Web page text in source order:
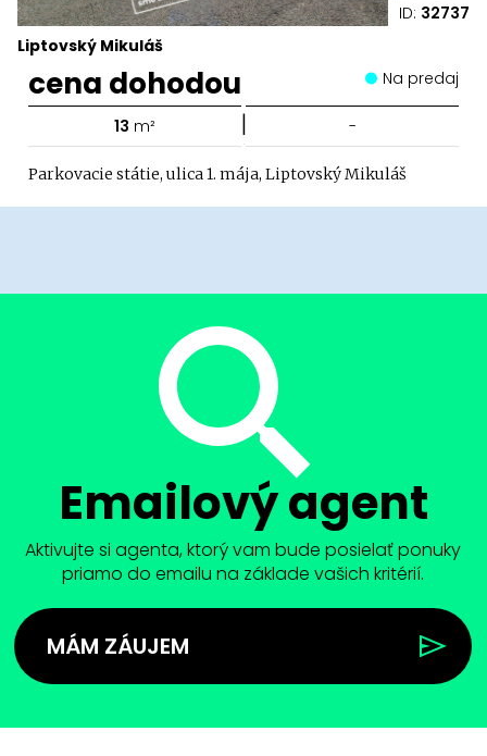
ID: 32737
Liptovský Mikuláš
cena dohodou Na predaj
13 m² | -
Parkovacie státie, ulica 1. mája, Liptovský Mikuláš
Emailový agent
Aktivujte si agenta, ktorý vam bude posielať ponuky
priamo do emailu na základe vašich kritérií.
MÁM ZÁUJEM